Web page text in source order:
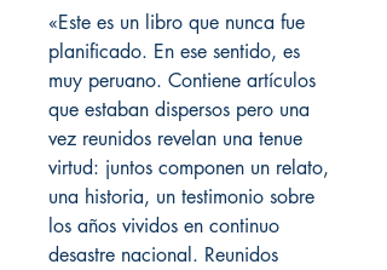
«Este es un libro que nunca fue
planificado. En ese sentido, es
muy peruano. Contiene artículos
que estaban dispersos pero una
vez reunidos revelan una tenue
virtud: juntos componen un relato,
una historia, un testimonio sobre
los años vividos en continuo
desastre nacional. Reunidos